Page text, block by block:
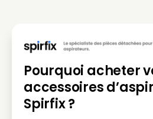
GOLDSTAR
LG-
GOLDSTAR
LG-GOLDSTAR T
LG-
GOLDSTAR
Pourquoi acheter
accessoires
Spirfix ?